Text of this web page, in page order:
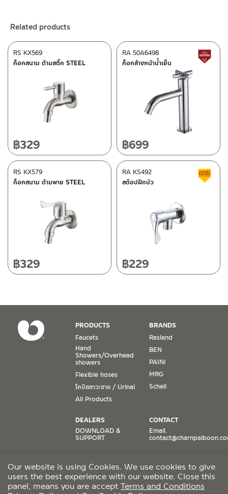
บนตัวสินค้า ซึ่งจะสร้างความเสียหายให้เกิดขึ้นกับผิวของสินค้าได้
After Sales Service Center – Bangkok
662/61-62 Rama 3 Road, Bangpongpang, Yannawa,
Tel: 02-358-0080 / 080-075-8668 / 091-545-0556
After Sales Service Center Chiangmai
Tel: 080-075-2626
Operating Time
Saturday 8:30-15:00 hrs.
Closed on Sunday and Special / Public Holidays
1. A proof of purchase, or seller’s receipt, shall be required
to validate product warranty which will be checked against
the date of purchase. In the absence of such proof of
purchase, no warranty claims can be made.
2. To be eligible for warranty claims, a product must be in
its proper working condition. If defects such as dents,
cracks, or impact breakage are evident, or its overall
3. Warranty shall apply only to the part(s) expressly
be guaranteed against it having faulty valves or dripping.
Therefore, the warranty shall include no further than the
replacement of such a part.
–Shopee
–Lazada
–ซื้อสินค้าชิ้นนี้บน Shopee Click Here<<
ติดต่อพนักงานขาย / Contact Sales Staff
Tel: 02-285-5795
@charnpaiboon.sales
ติดต่อ ชาญไพบูลย์ / Contact Us
Related products
ก็อกสนาม ด้ามสติ๊ก STEEL
RS KX569
฿329
ก็อกล้างหน้าน้ำเย็น
RA 50A6498
฿699
ก็อกสนาม ด้ามพาย STEEL
RS KX579
฿329
สต๊อปฝักบัว
RA KS492
฿229
PRODUCTS
Faucets
Hand
Showers/Overhead
showers
Flexible hoses
โถปัสสาวะชาย / Urinal
All Products
BRANDS
Rasland
BEN
PAINI
MRG
Schell
DEALERS
DOWNLOAD &
SUPPORT
Lazada
Shopee
CONTACT
Email.
TikTok
Facebook
Our website is using Cookies. We use cookies to give
users the best experience with our website. Close this
panel, means you are accept Terms and Conditions